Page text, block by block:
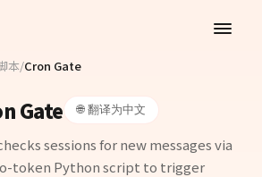
本/Cron Gate
Gate 🌐 翻译为中文
sessions for new messages via
token Python script to trigger